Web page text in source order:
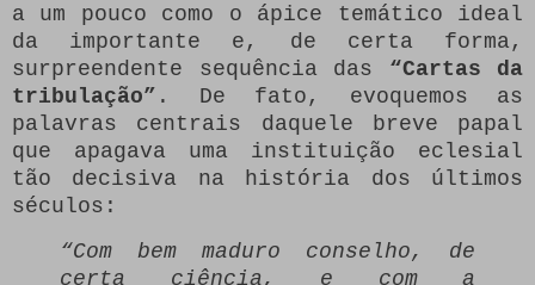
a um pouco como o ápice temático ideal
da importante e, de certa forma,
surpreendente sequência das “Cartas da
tribulação” . De fato, evoquemos as
palavras centrais daquele breve papal
que apagava uma instituição eclesial
tão decisiva na história dos últimos
séculos:
“Com bem maduro conselho, de
certa ciência, e com a